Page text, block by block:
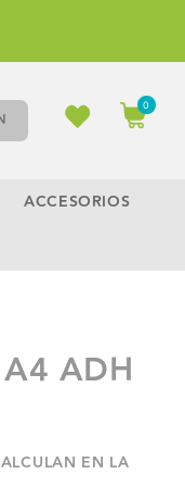
Carrito
0
artículos
ACCESORIOS
ADH
EN LA